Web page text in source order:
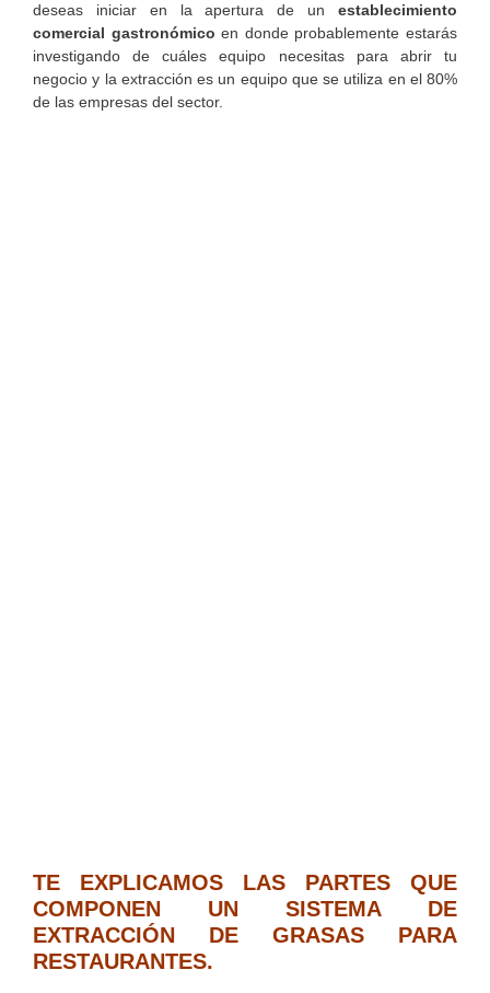
deseas iniciar en la apertura de un establecimiento
comercial gastronómico en donde probablemente estarás
investigando de cuáles equipo necesitas para abrir tu
negocio y la extracción es un equipo que se utiliza en el 80%
de las empresas del sector.
TE EXPLICAMOS LAS PARTES QUE
COMPONEN UN SISTEMA DE
EXTRACCIÓN DE GRASAS PARA
RESTAURANTES.